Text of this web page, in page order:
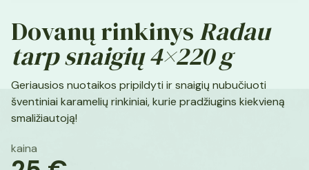
Dovanų rinkinys Radau
tarp snaigių 4×220 g
Geriausios nuotaikos pripildyti ir snaigių nubučiuoti
šventiniai karamelių rinkiniai, kurie pradžiugins kiekvieną
smaližiautoją!
kaina